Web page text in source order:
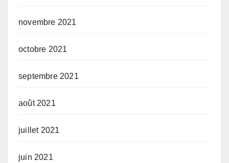
novembre 2021
octobre 2021
septembre 2021
août 2021
juillet 2021
juin 2021